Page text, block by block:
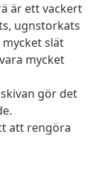
är ett vackert
ugnstorkats
slät
mycket
gör det
att rengöra